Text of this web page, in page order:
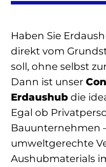
Haben Sie
direkt vom
soll, ohne selbst
Dann ist unser
Erdaushub die
Egal ob
Bauunternehmen
umweltgerechte
Aushubmaterials